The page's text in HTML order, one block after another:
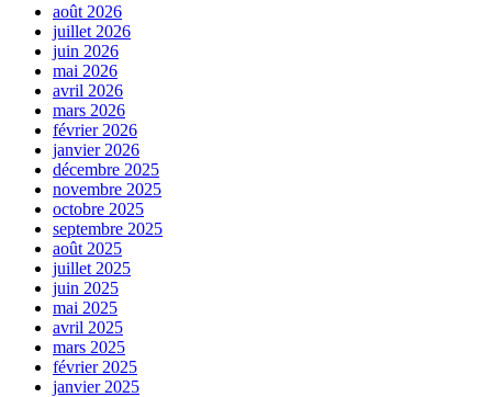
août 2026
juillet 2026
juin 2026
mai 2026
avril 2026
mars 2026
février 2026
janvier 2026
décembre 2025
novembre 2025
octobre 2025
septembre 2025
août 2025
juillet 2025
juin 2025
mai 2025
avril 2025
mars 2025
février 2025
janvier 2025